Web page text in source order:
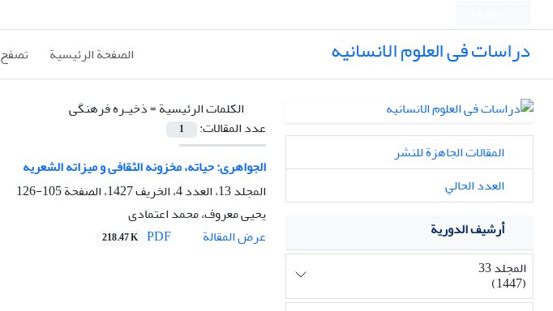
دراسات فی العلوم الانسانیه الصفحة الرئيسية تصفح
الكلمات الرئيسية =ذخیـره فرهنگى
عدد المقالات:
1
الجواهری: حیاته، مخزونه الثقافی و میزاته الشعریه
المجلد 13، العدد 4، الخريف 1427، الصفحة
105-126
یحیی معروف، محمد اعتمادی
عرض المقالة
218.47 K
المقالات الجاهزة للنشر
العدد الحالي
أرشيف الدورية
المجلد 33
(1447)